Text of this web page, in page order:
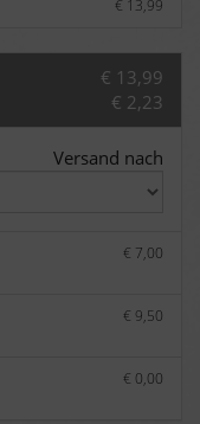
€ 13,99
€ 13,99
€ 2,23
Versand nach
€ 7,00
€ 9,50
€ 0,00